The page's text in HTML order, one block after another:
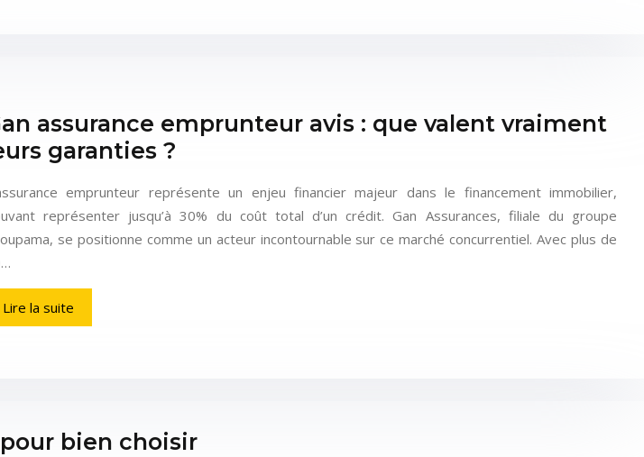
assurance emprunteur avis : que valent vraiment
garanties ?
emprunteur représente un enjeu financier majeur dans le financement immobilier,
représenter jusqu’à 30% du coût total d’un crédit. Gan Assurances, filiale du groupe
se positionne comme un acteur incontournable sur ce marché concurrentiel. Avec plus de
Lire la suite
bien choisir